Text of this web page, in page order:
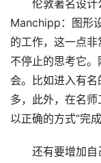
伦敦著名设计
Manchipp：图形
的工作，这一点
不停止的思考它
会。比如进入有名
多，此外，在名
以正确的方式”完成
还有要增加自己